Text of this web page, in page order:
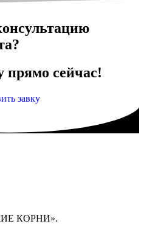
прямо сейчас!
завку
КОРНИ».